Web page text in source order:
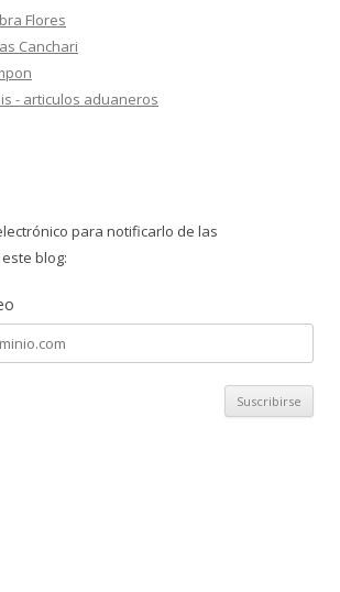
Flores
Canchari
- articulos aduaneros
para notificarlo de las
blog: